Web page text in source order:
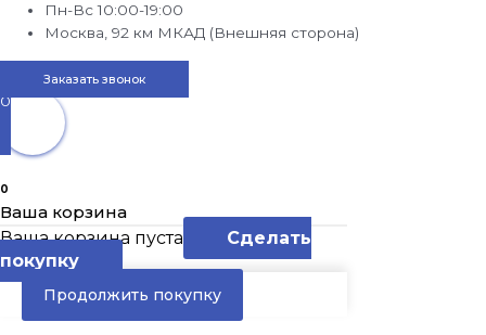
Пн-Вс 10:00-19:00
Москва, 92 км МКАД (Внешняя сторона)
Заказать звонок
0
0
Ваша корзина
Ваша корзина пуста
Сделать
покупку
Продолжить покупку